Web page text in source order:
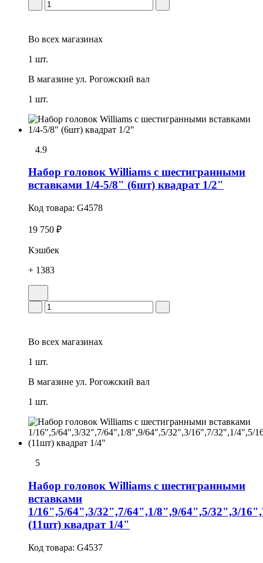
Во всех магазинах
1 шт.
В магазине ул. Рогожский вал
1 шт.
4.9
Набор головок Williams с шестигранными
вставками 1/4-5/8" (6шт) квадрат 1/2"
Код товара: G4578
19 750 ₽
Кэшбек
+ 1383
Во всех магазинах
1 шт.
В магазине ул. Рогожский вал
1 шт.
5
Набор головок Williams с шестигранными
вставками
1/16",5/64",3/32",7/64",1/8",9/64",5/32",3/
(11шт) квадрат 1/4"
Код товара: G4537